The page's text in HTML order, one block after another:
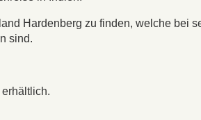
Hardenberg zu finden, welche bei
sind.